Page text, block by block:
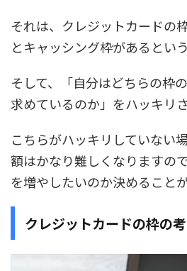
それは、クレジットカードの
とキャッシング枠があるという
そして、「自分はどちらの枠
求めているのか」をハッキリ
こちらがハッキリしていない
額はかなり難しくなりますので
を増やしたいのか決めること
クレジットカードの枠の